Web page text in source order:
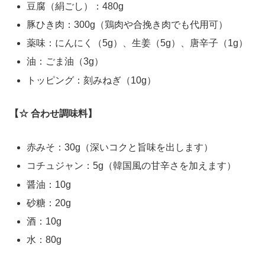
豆腐（絹ごし）：480g
豚ひき肉：300g（鶏肉や合挽き肉でも代用可）
薬味：にんにく（5g）、生姜（5g）、唐辛子（1g）
油：ごま油（3g）
トッピング：刻みねぎ（10g）
【☆ 合わせ調味料】
赤みそ：30g（深いコクと旨味を出します）
コチュジャン：5g（韓国風の甘辛さを加えます）
醤油：10g
砂糖：20g
酒：10g
水：80g